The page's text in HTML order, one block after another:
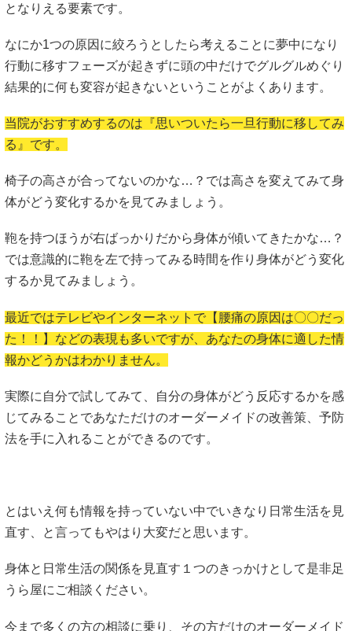
となりえる要素です。
なにか1つの原因に絞ろうとしたら考えることに夢中になり
行動に移すフェーズが起きずに頭の中だけでグルグルめぐり
結果的に何も変容が起きないということがよくあります。
当院がおすすめするのは『思いついたら一旦行動に移してみ
る』です。
椅子の高さが合ってないのかな…？では高さを変えてみて身
体がどう変化するかを見てみましょう。
鞄を持つほうが右ばっかりだから身体が傾いてきたかな…？
では意識的に鞄を左で持ってみる時間を作り身体がどう変化
するか見てみましょう。
最近ではテレビやインターネットで【腰痛の原因は〇〇だっ
た！！】などの表現も多いですが、あなたの身体に適した情
報かどうかはわかりません。
実際に自分で試してみて、自分の身体がどう反応するかを感
じてみることであなただけのオーダーメイドの改善策、予防
法を手に入れることができるのです。
とはいえ何も情報を持っていない中でいきなり日常生活を見
直す、と言ってもやはり大変だと思います。
身体と日常生活の関係を見直す１つのきっかけとして是非足
うら屋にご相談ください。
今まで多くの方の相談に乗り、その方だけのオーダーメイド